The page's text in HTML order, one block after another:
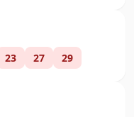
23 27 29